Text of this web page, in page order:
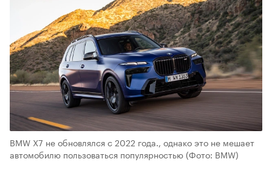
BMW X7 не обновлялся с 2022 года., однако это не мешает
автомобилю пользоваться популярностью(Фото: BMW)